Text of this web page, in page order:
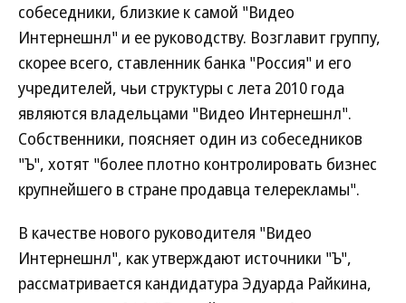
собеседники, близкие к самой "Видео
Интернешнл" и ее руководству. Возглавит группу,
скорее всего, ставленник банка "Россия" и его
учредителей, чьи структуры с лета 2010 года
являются владельцами "Видео Интернешнл".
Собственники, поясняет один из собеседников
"Ъ", хотят "более плотно контролировать бизнес
крупнейшего в стране продавца телерекламы".
В качестве нового руководителя "Видео
Интернешнл", как утверждают источники "Ъ",
рассматривается кандидатура Эдуарда Райкина,